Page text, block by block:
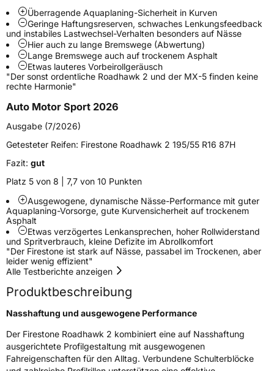
Weitere Eigenschaften
Schlauchtyp TL
ZustandNeureifen
VerstärktXL
EU Label
EffizienzA
Nasshaftung A
Rollgeräusch (Klasse) B
Rollgeräusch (dB)71
FahrzeugklasseC1
3PMSF / Schneeflockensymbol / Alpine-Symbol
EPREL ID502070
Allgemeine Produktsicherheit (GPSR)
Herstellerkontakt BRIDGESTONE EU NV/SA, Via del Fosso del
Überragende Aquaplaning-Sicherheit in Kurven
Geringe Haftungsreserven, schwaches Lenkungsfeedback
und instabiles Lastwechsel-Verhalten besonders auf Nässe
Hier auch zu lange Bremswege (Abwertung)
Lange Bremswege auch auf trockenem Asphalt
Etwas lauteres Vorbeirollgeräusch
"Der sonst ordentliche Roadhawk 2 und der MX-5 finden keine
rechte Harmonie"
Auto Motor Sport 2026
Ausgabe (7/2026)
Getesteter Reifen: Firestone Roadhawk 2 195/55 R16 87H
Fazit: gut
Platz 5 von 8 | 7,7 von 10 Punkten
Ausgewogene, dynamische Nässe-Performance mit guter
Aquaplaning-Vorsorge, gute Kurvensicherheit auf trockenem
Asphalt
Etwas verzögertes Lenkansprechen, hoher Rollwiderstand
und Spritverbrauch, kleine Defizite im Abrollkomfort
"Der Firestone ist stark auf Nässe, passabel im Trockenen, aber
leider wenig effizient"
Alle Testberichte anzeigen
Produktbeschreibung
Nasshaftung und ausgewogene Performance
Der Firestone Roadhawk 2 kombiniert eine auf Nasshaftung
ausgerichtete Profilgestaltung mit ausgewogenen
Fahreigenschaften für den Alltag. Verbundene Schulterblöcke